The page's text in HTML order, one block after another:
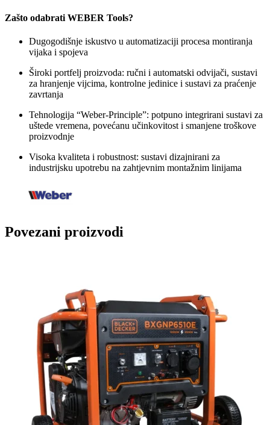
Zašto odabrati WEBER Tools?
Dugogodišnje iskustvo u automatizaciji procesa montiranja
vijaka i spojeva
Široki portfelj proizvoda: ručni i automatski odvijači, sustavi
za hranjenje vijcima, kontrolne jedinice i sustavi za praćenje
zavrtanja
Tehnologija “Weber‑Principle”: potpuno integrirani sustavi za
uštede vremena, povećanu učinkovitost i smanjene troškove
proizvodnje
Visoka kvaliteta i robustnost: sustavi dizajnirani za
industrijsku upotrebu na zahtjevnim montažnim linijama
Povezani proizvodi